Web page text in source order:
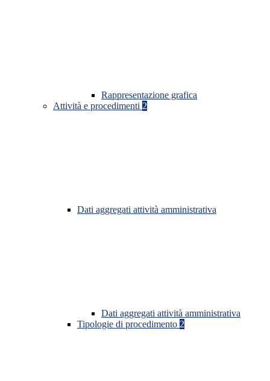
Rappresentazione grafica
Attività e procedimenti 2
Dati aggregati attività amministrativa
Dati aggregati attività amministrativa
Tipologie di procedimento 2